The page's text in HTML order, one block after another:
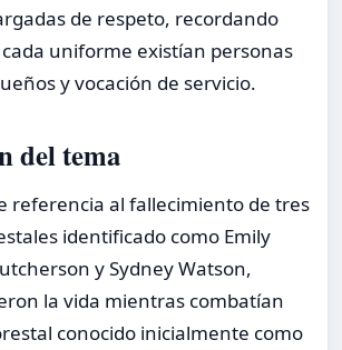
de respeto, recordando
uniforme existían personas
y vocación de servicio.
del tema
referencia al fallecimiento de tres
identificado como Emily
y Sydney Watson,
la vida mientras combatían
conocido inicialmente como